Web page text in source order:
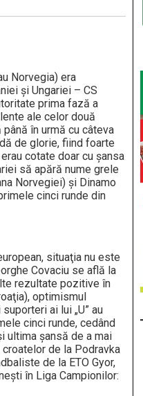
Nor­vegia) era
şi Ungariei – CS
prima fază a
ale celor două
în urmă cu câteva
de glorie, fiind foarte
cotate doar cu şansa
să apără nume grele
Norvegiei) şi Dinamo
cinci runde din
situaţia nu este
Covaciu se află la
rezultate pozitive în
optimismul
ai lui „U” au
cinci runde, cedând
ulti­ma şansă de a mai
de la Podravka
de la ETO Gyor,
în Liga Campionilor: